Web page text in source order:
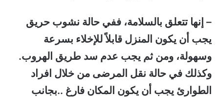
– إنها تتعلق بالسلامة، ففي حالة نشوب حريق
يجب أن يكون المنزل قابلاً للإخلاء بسرعة
وسهولة، ومن ثم يجب عدم سد طريق الهروب.
وكذلك في حالة نقل المرضى من خلال افراد
الطوارئ يجب أن يكون المكان فارغ ..بجانب